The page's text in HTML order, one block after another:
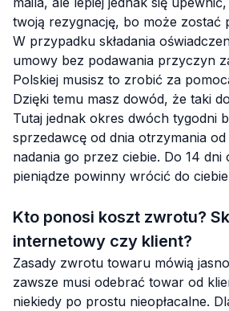
twoją rezygnację, bo może zostać
W przypadku składania
umowy bez podawania przyczyn
Polskiej musisz to zrobić za
Dzięki temu masz dowód, że taki
Tutaj jednak okres dwóch tygodni
sprzedawcę od dnia otrzymania
nadania go przez ciebie. Do 14
pieniądze powinny wrócić do
Kto ponosi koszt zwrotu?
internetowy czy klient?
Zasady zwrotu towaru mówią
zawsze musi odebrać towar od
niekiedy po prostu nieopłacalne.